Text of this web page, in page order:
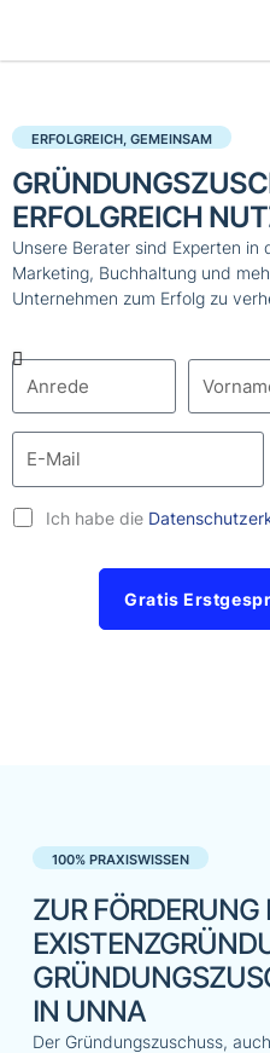
ERFOLGREICH, GEMEINSAM
ERFOLGREICH
Unsere Berater sind Experten in
Marketing, Buchhaltung und
Unternehmen zum Erfolg zu
Ich habe die
Gratis
100% PRAXISWISSEN
ZUR FÖRDERUNG
IN UNNA
Der Gründungszuschuss,